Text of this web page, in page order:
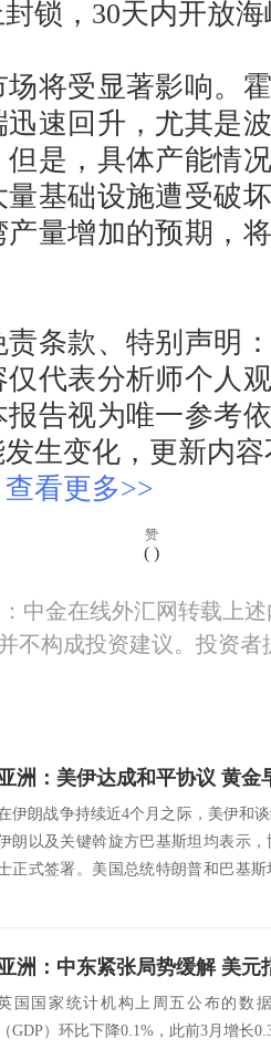
锁，30天内开放
受显著影响。霍
速回升，尤其是
是，具体产能情
基础设施遭受破
量增加的预期，
款、特别声明：
代表分析师个人
告视为唯一参考
生变化，更新内
看更多>>
赞
( )
中金在线外汇网转载上
不构成投资建议。投资
洲：美伊达成和平协议 黄金
伊朗战争持续近4个月之际，美伊和
朗以及关键斡旋方巴基斯坦均表示
正式签署。美国总统特朗普和巴基
洲：中东紧张局势缓解 美元
国国家统计机构上周五公布的数
（GDP）环比下降0.1%，此前3月增长